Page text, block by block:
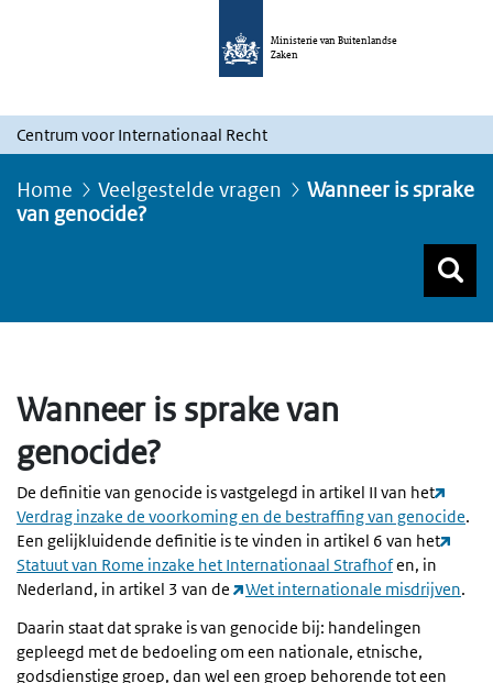
Ministerie van Buitenlandse
Zaken
Centrum voor Internationaal Recht
Home Veelgestelde vragen
Wanneer is sprake
van genocide?
Wanneer is sprake van
genocide?
De definitie van genocide is vastgelegd in artikel II van het
Verdrag inzake de voorkoming en de bestraffing van genocide.
Een gelijkluidende definitie is te vinden in artikel 6 van het
Statuut van Rome inzake het Internationaal Strafhofen, in
Nederland, in artikel 3 van de
Wet internationale misdrijven.
Daarin staat dat sprake is van genocide bij: handelingen
gepleegd met de bedoeling om een nationale, etnische,
godsdienstige groep, dan wel een groep behorende tot een